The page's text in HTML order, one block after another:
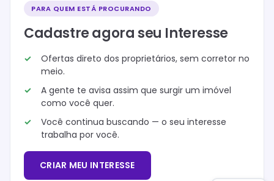
PARA QUEM ESTÁ PROCURANDO
Cadastre agora seu Interesse
Ofertas direto dos proprietários, sem corretor no
meio.
A gente te avisa assim que surgir um imóvel
como você quer.
Você continua buscando — o seu interesse
trabalha por você.
CRIAR MEU INTERESSE